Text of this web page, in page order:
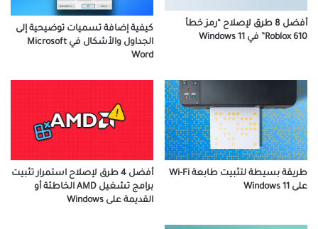
أفضل 8 طرق لإصلاح “رمز خطأ
Roblox 610” في Windows 11
كيفية إضافة تسميات توضيحية إلى
الجداول والأشكال في Microsoft
Word
طريقة بسيطة لتثبيت طابعة Wi-Fi
على Windows 11
أفضل 4 طرق لإصلاح استمرار تثبيت
برامج تشغيل AMD الخاطئة أو
القديمة على Windows